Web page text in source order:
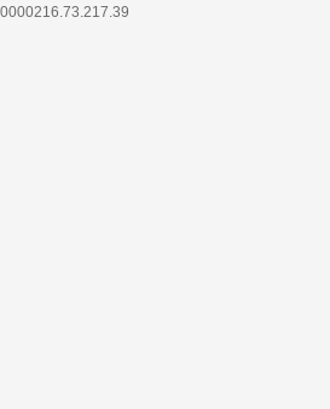
0000216.73.217.39